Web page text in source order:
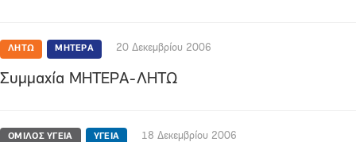
ΛΗΤΩ ΜΗΤΕΡΑ 20 Δεκεμβρίου 2006
Συμμαχία ΜΗΤΕΡΑ-ΛΗΤΩ
ΟΜΙΛΟΣ YΓΕΙΑ ΥΓΕΙΑ 18 Δεκεμβρίου 2006